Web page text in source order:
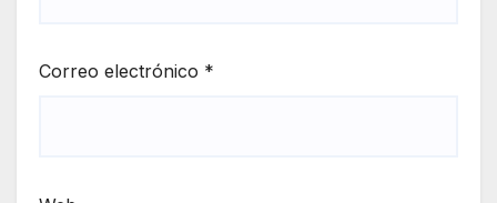
Correo electrónico *